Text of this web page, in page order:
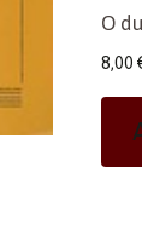
O
8,00